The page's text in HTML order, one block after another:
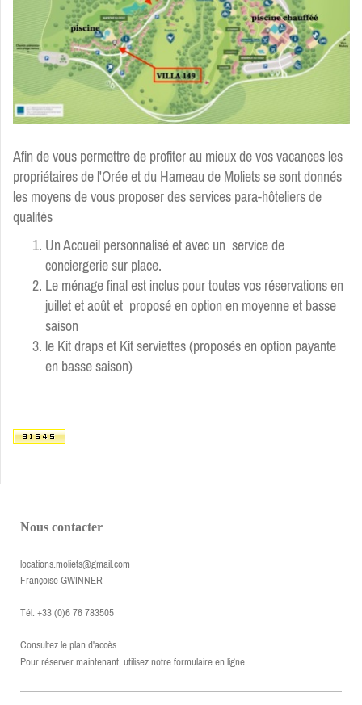
Afin de vous permettre de profiter au mieux de vos vacances les
propriétaires de l'Orée et du Hameau de Moliets se sont donnés
les moyens de vous proposer des services para-hôteliers de
qualités
Un Accueil personnalisé et avec un service de
conciergerie sur place.
Le ménage final est inclus pour toutes vos réservations en
juillet et août et proposé en option en moyenne et basse
saison
le Kit draps et Kit serviettes (proposés en option payante
en basse saison)
Nous contacter
locations.moliets@gmail.com
Françoise GWINNER
Tél. +33 (0)6 76 783505
Consultez le plan d'accès.
Pour réserver maintenant, utilisez notre formulaire en ligne.